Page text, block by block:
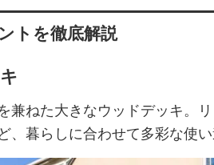
トを徹底解説
兼ねた大きなウッドデッキ。
暮らしに合わせて多彩な使い